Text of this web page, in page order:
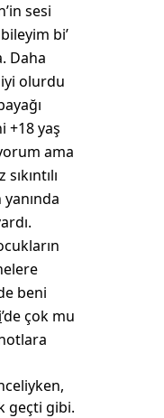
sesi
bi’
Daha
olurdu
+18 yaş
ama
beni
’de çok mu
geçti gibi.